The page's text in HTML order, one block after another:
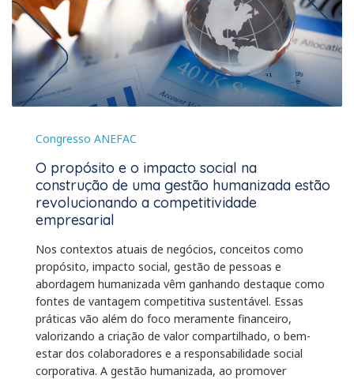
Congresso ANEFAC
O propósito e o impacto social na
construção de uma gestão humanizada estão
revolucionando a competitividade
empresarial
Nos contextos atuais de negócios, conceitos como
propósito, impacto social, gestão de pessoas e
abordagem humanizada vêm ganhando destaque como
fontes de vantagem competitiva sustentável. Essas
práticas vão além do foco meramente financeiro,
valorizando a criação de valor compartilhado, o bem-
estar dos colaboradores e a responsabilidade social
corporativa. A gestão humanizada, ao promover